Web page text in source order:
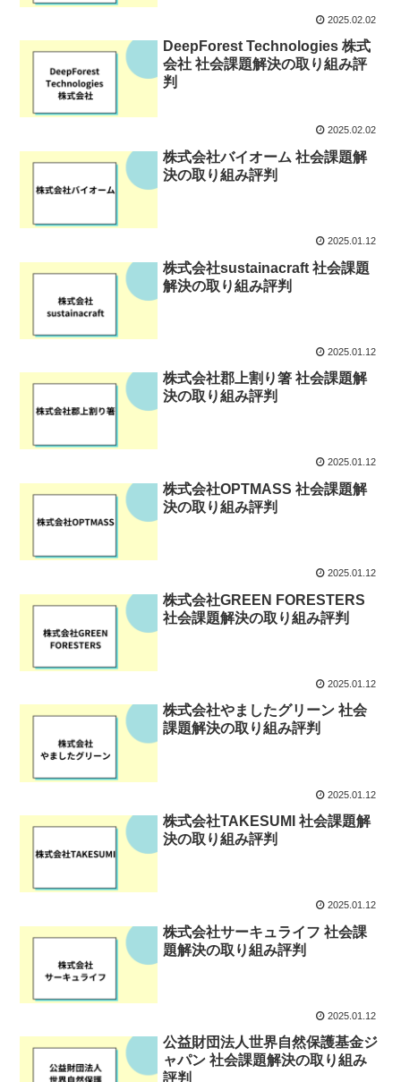
2025.02.02
DeepForest Technologies 株式
会社 社会課題解決の取り組み評
判
2025.02.02
株式会社バイオーム 社会課題解
決の取り組み評判
2025.01.12
株式会社sustainacraft 社会課題
解決の取り組み評判
2025.01.12
株式会社郡上割り箸 社会課題解
決の取り組み評判
2025.01.12
株式会社OPTMASS 社会課題解
決の取り組み評判
2025.01.12
株式会社GREEN FORESTERS
社会課題解決の取り組み評判
2025.01.12
株式会社やましたグリーン 社会
課題解決の取り組み評判
2025.01.12
株式会社TAKESUMI 社会課題解
決の取り組み評判
2025.01.12
株式会社サーキュライフ 社会課
題解決の取り組み評判
2025.01.12
公益財団法人世界自然保護基金ジ
ャパン 社会課題解決の取り組み
評判